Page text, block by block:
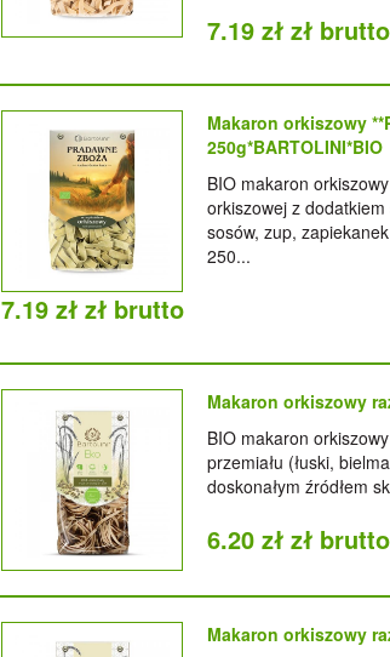
7.19 zł zł brutto
Makaron orkiszowy
250g*BARTOLINI*BIO
BIO makaron
orkiszowej z
sosów, zup,
250...
7.19 zł zł brutto
Makaron orkiszowy
BIO makaron
przemiału (łuski,
doskonałym źródłem
6.20 zł zł brutto
Makaron orkiszowy